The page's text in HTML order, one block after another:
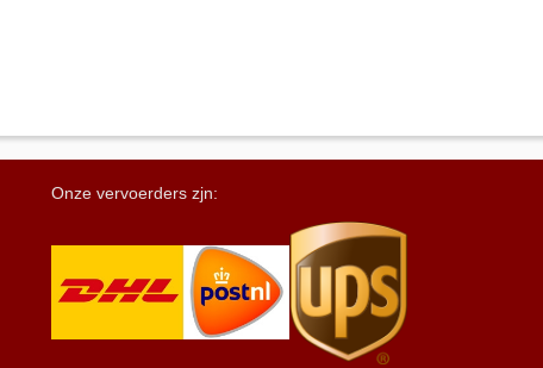
Onze vervoerders zjn: